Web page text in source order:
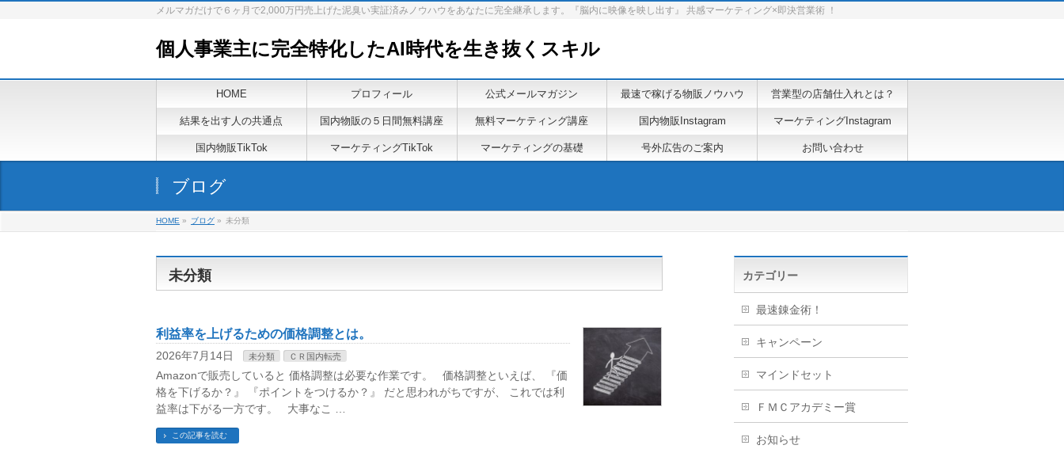
メルマガだけで６ヶ月で2,000万円売上げた泥臭い実証済みノウハウをあなたに完全継承します。『脳内に映像を映し出す』 共感マーケティング×即決営業術 ！
個人事業主に完全特化したAI時代を生き抜くスキル
HOME プロフィール 公式メールマガジン 最速で稼げる物販ノウハウ 営業型の店舗仕入れとは？
結果を出す人の共通点 国内物販の５日間無料講座 無料マーケティング講座 国内物販Instagram マーケティングInstagram
国内物販TikTok マーケティングTikTok マーケティングの基礎 号外広告のご案内 お問い合わせ
ブログ
HOME » ブログ » 未分類
未分類
利益率を上げるための価格調整とは。
2026年7月14日 未分類 ＣＲ国内転売
Amazonで販売していると 価格調整は必要な作業です。 価格調整といえば、 『価
格を下げるか？』 『ポイントをつけるか？』 だと思われがちですが、 これでは利
益率は下がる一方です。 大事なこ …
この記事を読む
カテゴリー
最速錬金術！
キャンペーン
マインドセット
ＦＭＣアカデミー賞
お知らせ